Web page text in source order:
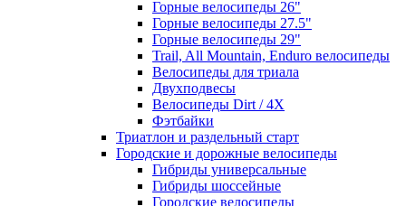
Горные велосипеды 26"
Горные велосипеды 27.5"
Горные велосипеды 29"
Trail, All Mountain, Enduro велосипеды
Велосипеды для триала
Двухподвесы
Велосипеды Dirt / 4X
Фэтбайки
Триатлон и раздельный старт
Городские и дорожные велосипеды
Гибриды универсальные
Гибриды шоссейные
Городские велосипеды